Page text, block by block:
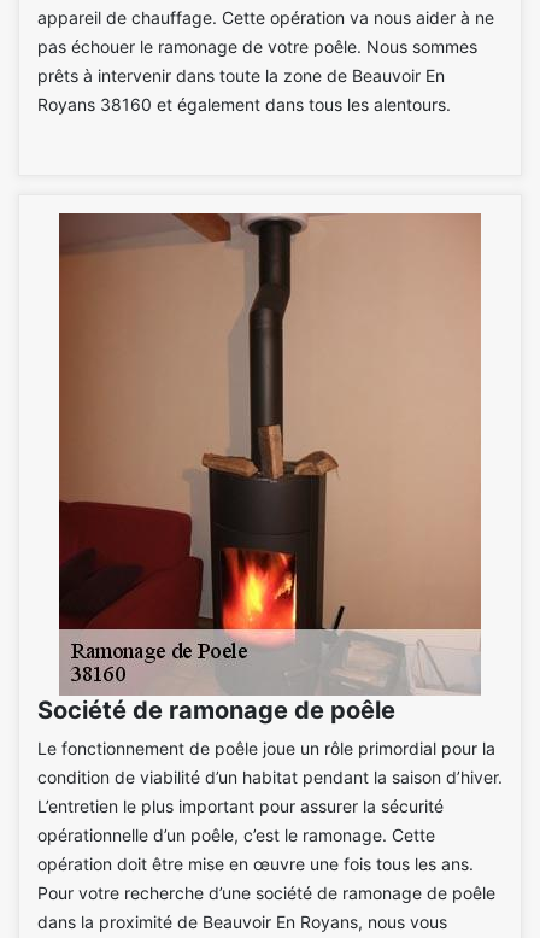
appareil de chauffage. Cette opération va nous aider à ne
pas échouer le ramonage de votre poêle. Nous sommes
prêts à intervenir dans toute la zone de Beauvoir En
Royans 38160 et également dans tous les alentours.
Société de ramonage de poêle
Le fonctionnement de poêle joue un rôle primordial pour la
condition de viabilité d’un habitat pendant la saison d’hiver.
L’entretien le plus important pour assurer la sécurité
opérationnelle d’un poêle, c’est le ramonage. Cette
opération doit être mise en œuvre une fois tous les ans.
Pour votre recherche d’une société de ramonage de poêle
dans la proximité de Beauvoir En Royans, nous vous